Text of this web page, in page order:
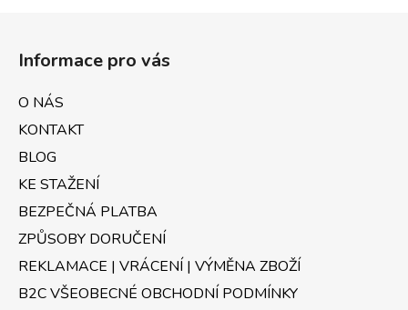
Informace pro vás
O NÁS
KONTAKT
BLOG
KE STAŽENÍ
BEZPEČNÁ PLATBA
ZPŮSOBY DORUČENÍ
REKLAMACE | VRÁCENÍ | VÝMĚNA ZBOŽÍ
B2C VŠEOBECNÉ OBCHODNÍ PODMÍNKY